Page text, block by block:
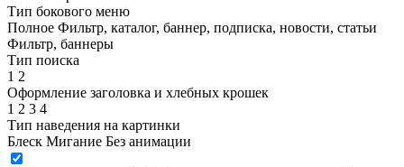
Тип бокового меню
Полное Фильтр, каталог, баннер, подписка, новости, статьи
Фильтр, баннеры
Тип поиска
1 2
Оформление заголовка и хлебных крошек
1 2 3 4
Тип наведения на картинки
Блеск Мигание Без анимации